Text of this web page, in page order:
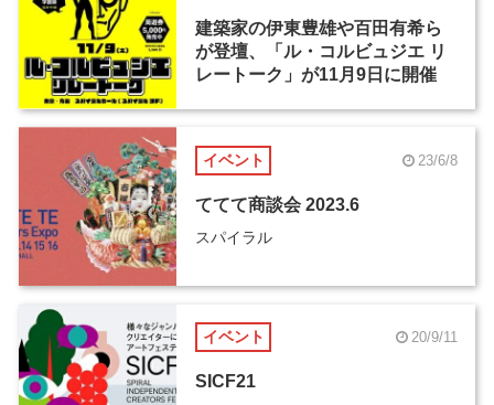
建築家の伊東豊雄や百田有希ら
が登壇、「ル・コルビュジエ リ
レートーク」が11月9日に開催
イベント 23/6/8
ててて商談会 2023.6
スパイラル
イベント 20/9/11
SICF21